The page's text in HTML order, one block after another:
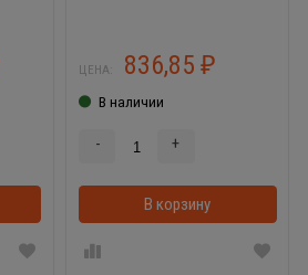
В корзинке
ЦЕНА: 836,85₽
В наличии
- +
В корзину